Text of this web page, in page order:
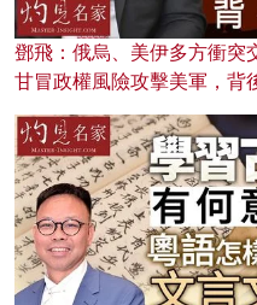
鄧飛：俄烏、美伊多方衝突
甘冒政權風險攻擊美軍，背